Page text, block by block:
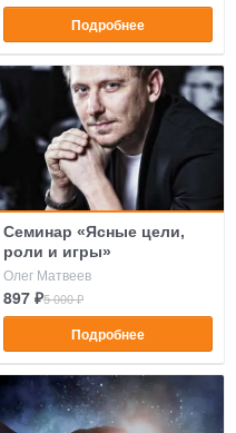
Подробнее
Семинар «Ясные цели,
роли и игры»
Олег Матвеев
897 ₽5 000 ₽
Подробнее